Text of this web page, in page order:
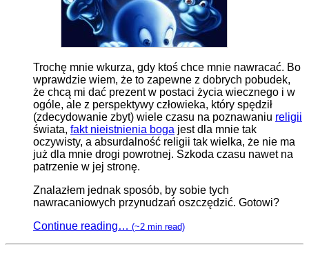
Trochę mnie wkurza, gdy ktoś chce mnie nawracać. Bo
wprawdzie wiem, że to zapewne z dobrych pobudek,
że chcą mi dać prezent w postaci życia wiecznego i w
ogóle, ale z perspektywy człowieka, który spędził
(zdecydowanie zbyt) wiele czasu na poznawaniu religii
świata, fakt nieistnienia boga jest dla mnie tak
oczywisty, a absurdalność religii tak wielka, że nie ma
już dla mnie drogi powrotnej. Szkoda czasu nawet na
patrzenie w jej stronę.
Znalazłem jednak sposób, by sobie tych
nawracaniowych przynudzań oszczędzić. Gotowi?
Continue reading… (~2 min read)